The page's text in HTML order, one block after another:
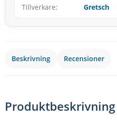
Tillverkare
Gretsch
Beskrivning Recensioner
Produktbeskrivning